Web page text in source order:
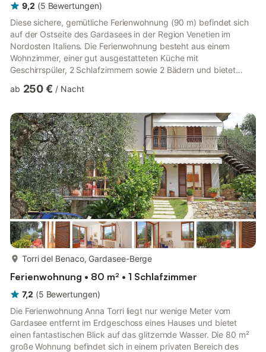
9,2 (5 Bewertungen)
Diese sichere, gemütliche Ferienwohnung (90 m) befindet sich
auf der Ostseite des Gardasees in der Region Venetien im
Nordosten Italiens. Die Ferienwohnung besteht aus einem
Wohnzimmer, einer gut ausgestatteten Küche mit
Geschirrspüler, 2 Schlafzimmern sowie 2 Bädern und bietet
WLAN, Kabelfernsehen, Heizung und Klimaanlage. In der
Bücher und Spiele für Kinder und einen Spielplatz (auf Anfrage).
Eine Besonderheit ist die kleine Sauna im Haus, ideal für 2
Personen, die gegen ei...
ab 250 € / Nacht
Torri del Benaco, Gardasee-Berge
Ferienwohnung • 80 m² • 1 Schlafzimmer
7,2 (5 Bewertungen)
Die Ferienwohnung Anna Torri liegt nur wenige Meter vom
Gardasee entfernt im Erdgeschoss eines Hauses und bietet
einen fantastischen Blick auf das glitzernde Wasser. Die 80 m²
große Wohnung befindet sich in einem privaten Bereich des